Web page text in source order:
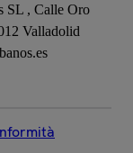
SL , Calle Oro
Valladolid